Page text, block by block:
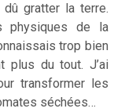
dû gratter la terre.
physiques de la
trop bien
plus du tout. J’ai
transformer les
séchées…